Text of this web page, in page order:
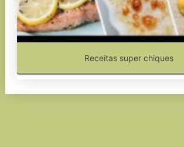
Receitas super chiques